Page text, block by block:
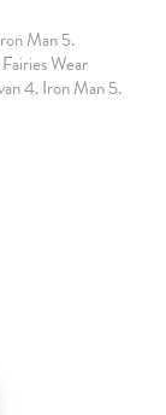
Man 5.
Wear
4. Iron Man 5.